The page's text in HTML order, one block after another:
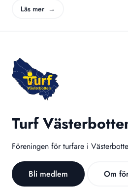
turfare, Fr3ja, höll igång alla
Sverigekampen och lyckades
Läs mer →
Turf
Föreningen för turfare i
Bli medlem Om